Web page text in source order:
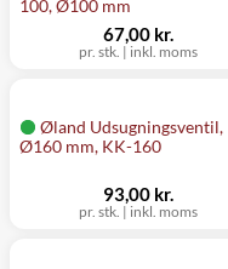
100, Ø100 mm
pr. stk. | inkl. moms
67,00 kr.
Øland Udsugningsventil,
Ø160 mm, KK-160
pr. stk. | inkl. moms
93,00 kr.